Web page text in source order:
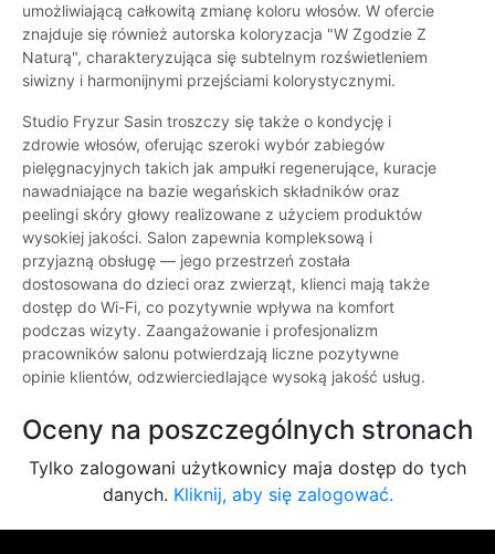
umożliwiającą całkowitą zmianę koloru włosów. W ofercie
znajduje się również autorska koloryzacja "W Zgodzie Z
Naturą", charakteryzująca się subtelnym rozświetleniem
siwizny i harmonijnymi przejściami kolorystycznymi.
Studio Fryzur Sasin troszczy się także o kondycję i
zdrowie włosów, oferując szeroki wybór zabiegów
pielęgnacyjnych takich jak ampułki regenerujące, kuracje
nawadniające na bazie wegańskich składników oraz
peelingi skóry głowy realizowane z użyciem produktów
wysokiej jakości. Salon zapewnia kompleksową i
przyjazną obsługę — jego przestrzeń została
dostosowana do dzieci oraz zwierząt, klienci mają także
dostęp do Wi-Fi, co pozytywnie wpływa na komfort
podczas wizyty. Zaangażowanie i profesjonalizm
pracowników salonu potwierdzają liczne pozytywne
opinie klientów, odzwierciedlające wysoką jakość usług.
Oceny na poszczególnych stronach
Tylko zalogowani użytkownicy maja dostęp do tych
danych. Kliknij, aby się zalogować.